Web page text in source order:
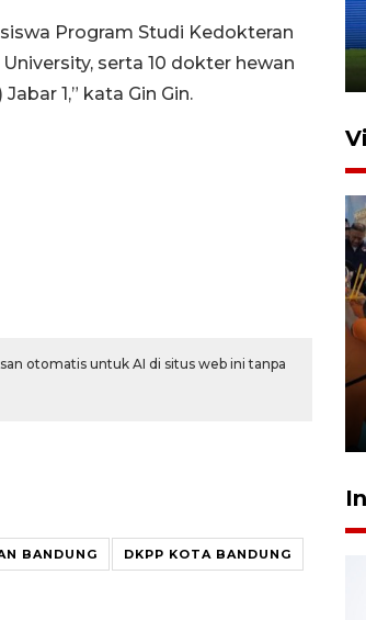
Program Studi Kedokteran
serta 10 dokter hewan
1,” kata Gin Gin.
otomatis untuk AI di situs web ini tanpa
BANDUNG DKPP KOTA BANDUNG
Juli 2026 18:01
tiket semifinal Piala